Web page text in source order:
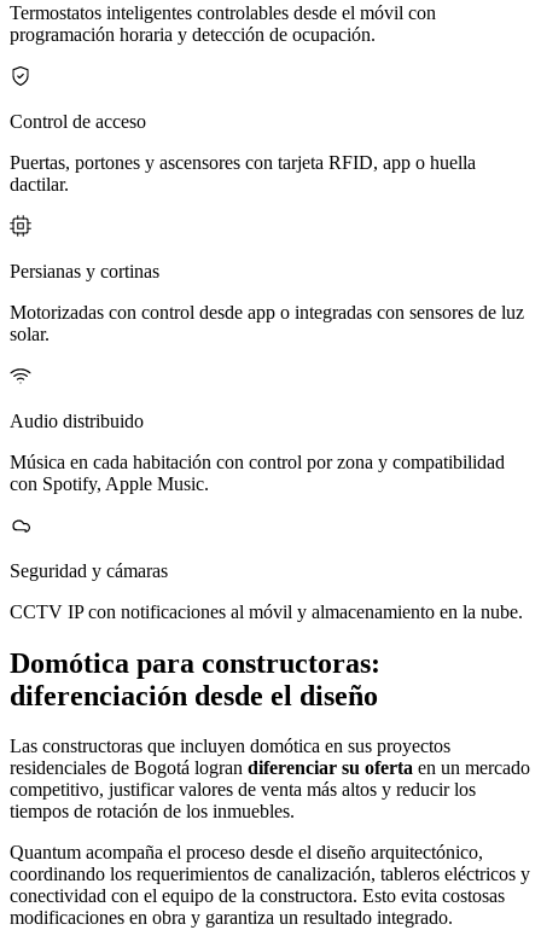
Termostatos inteligentes controlables desde el móvil con
programación horaria y detección de ocupación.
Control de acceso
Puertas, portones y ascensores con tarjeta RFID, app o huella
dactilar.
Persianas y cortinas
Motorizadas con control desde app o integradas con sensores de luz
solar.
Audio distribuido
Música en cada habitación con control por zona y compatibilidad
con Spotify, Apple Music.
Seguridad y cámaras
CCTV IP con notificaciones al móvil y almacenamiento en la nube.
Domótica para constructoras:
diferenciación desde el diseño
Las constructoras que incluyen domótica en sus proyectos
residenciales de Bogotá logran diferenciar su oferta en un mercado
competitivo, justificar valores de venta más altos y reducir los
tiempos de rotación de los inmuebles.
Quantum acompaña el proceso desde el diseño arquitectónico,
coordinando los requerimientos de canalización, tableros eléctricos y
conectividad con el equipo de la constructora. Esto evita costosas
modificaciones en obra y garantiza un resultado integrado.